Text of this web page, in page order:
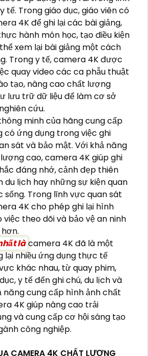
tế. Trong giáo dục, giáo viên có
4K để ghi lại các bài giảng,
hành môn học, tạo điều kiện
xem lại bài giảng một cách
Trong y tế, camera 4K được
quay video các ca phẫu thuật
tạo, nâng cao chất lượng
lưu trữ dữ liệu để làm cơ sở
cứu.
minh của hãng cung cấp
có ứng dụng trong việc ghi
sát và bảo mật. Với khả năng
cao, camera 4K giúp ghi
đáng nhớ, cảnh đẹp thiên
du lịch hay những sự kiện quan
Trong lĩnh vực quan sát
4K cho phép ghi lại hình
việc theo dõi và bảo vệ an ninh
làcamera 4K đã là một
lại nhiều ứng dụng thực tế
khác nhau, từ quay phim,
y tế đến ghi chú, du lịch và
năng cung cấp hình ảnh chất
4K giúp nâng cao trải
và cung cấp cơ hội sáng tạo
công nghiệp.
CAMERA 4K CHẤT LƯỢNG